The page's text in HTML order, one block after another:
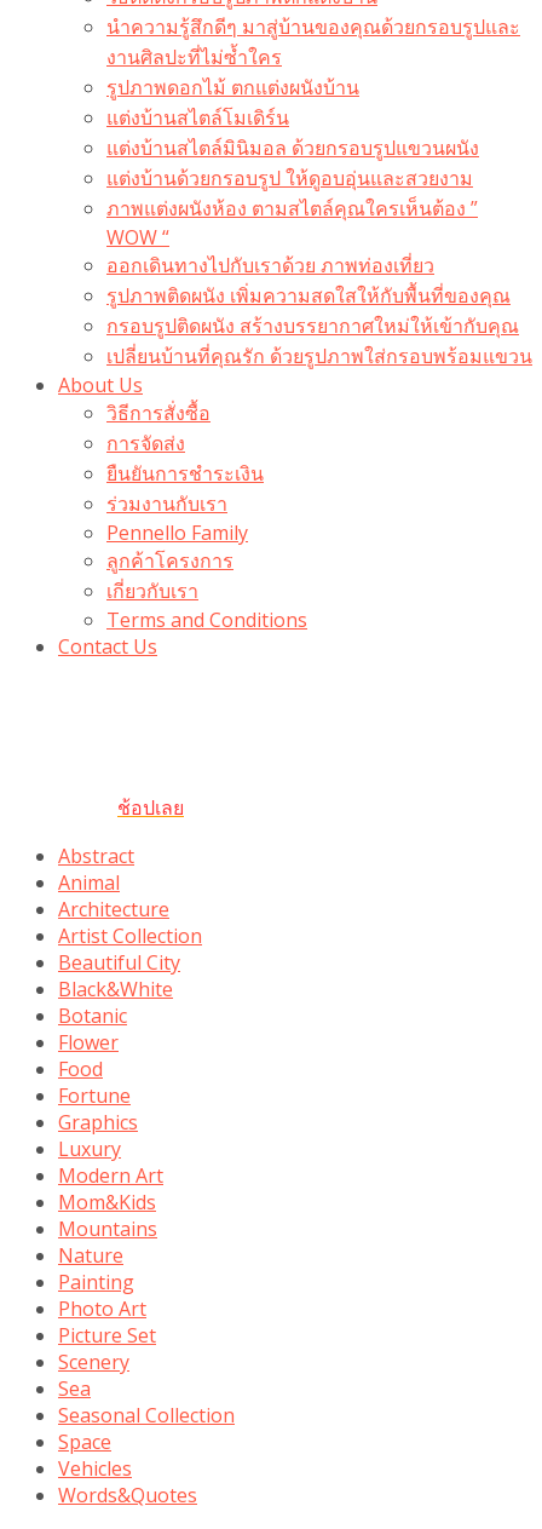
นำความรู้สึกดีๆ มาสู่บ้านของคุณด้วยกรอบรูปและ
งานศิลปะที่ไม่ซ้ำใคร
รูปภาพดอกไม้ ตกแต่งผนังบ้าน
แต่งบ้านสไตล์โมเดิร์น
แต่งบ้านสไตล์มินิมอล ด้วยกรอบรูปแขวนผนัง
แต่งบ้านด้วยกรอบรูป ให้ดูอบอุ่นและสวยงาม
ภาพแต่งผนังห้อง ตามสไตล์คุณใครเห็นต้อง ”
WOW “
ออกเดินทางไปกับเราด้วย ภาพท่องเที่ยว
รูปภาพติดผนัง เพิ่มความสดใสให้กับพื้นที่ของคุณ
กรอบรูปติดผนัง สร้างบรรยากาศใหม่ให้เข้ากับคุณ
เปลี่ยนบ้านที่คุณรัก ด้วยรูปภาพใส่กรอบพร้อมแขวน​
About Us
วิธีการสั่งซื้อ
การจัดส่ง
ยืนยันการชำระเงิน
ร่วมงานกับเรา
Pennello Family
ลูกค้าโครงการ
เกี่ยวกับเรา
Terms and Conditions
Contact Us
ช้อปเลย
Abstract
Animal
Architecture
Artist Collection
Beautiful City
Black&White
Botanic
Flower
Food
Fortune
Graphics
Luxury
Modern Art
Mom&Kids
Mountains
Nature
Painting
Photo Art
Picture Set
Scenery
Sea
Seasonal Collection
Space
Vehicles
Words&Quotes